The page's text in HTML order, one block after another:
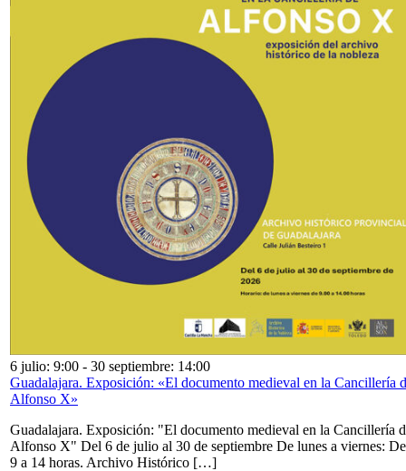
6 julio: 9:00 - 30 septiembre: 14:00
Guadalajara. Exposición: «El documento medieval en la Cancillería
Alfonso X»
Guadalajara. Exposición: "El documento medieval en la Cancillería
Alfonso X" Del 6 de julio al 30 de septiembre De lunes a viernes: De
9 a 14 horas. Archivo Histórico […]